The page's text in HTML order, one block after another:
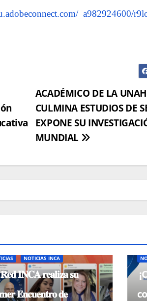
/_a982924600/
ACADÉMICO DE LA
CULMINA ESTUDIOS DE
EXPONE SU
MUNDIAL
NOTICIAS INCA
𝐈𝐍𝐂𝐀 𝐫𝐞𝐚𝐥𝐢𝐳𝐚 𝐬𝐮
𝐄𝐧𝐜𝐮𝐞𝐧𝐭𝐫𝐨 𝐝𝐞